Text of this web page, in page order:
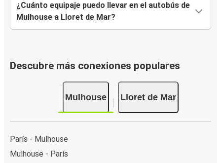
¿Cuánto equipaje puedo llevar en el autobús de
Mulhouse a Lloret de Mar?
Descubre más conexiones populares
Mulhouse Lloret de Mar
París - Mulhouse
Mulhouse - París